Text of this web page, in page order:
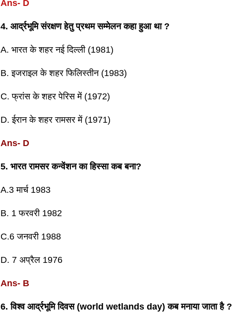
Ans- D
4. आर्द्रभूमि संरक्षण हेतु प्रथम सम्मेलन कहा हुआ था ?
A. भारत के शहर नई दिल्ली (1981)
B. इजराइल के शहर फिलिस्तीन (1983)
C. फ्रांस के शहर पेरिस में (1972)
D. ईरान के शहर रामसर में (1971)
Ans- D
5. भारत रामसर कन्वेंशन का हिस्सा कब बना?
A.3 मार्च 1983
B. 1 फरवरी 1982
C.6 जनवरी 1988
D. 7 अप्रैल 1976
Ans- B
6. विश्व आर्द्रभूमि दिवस (world wetlands day) कब मनाया जाता है ?